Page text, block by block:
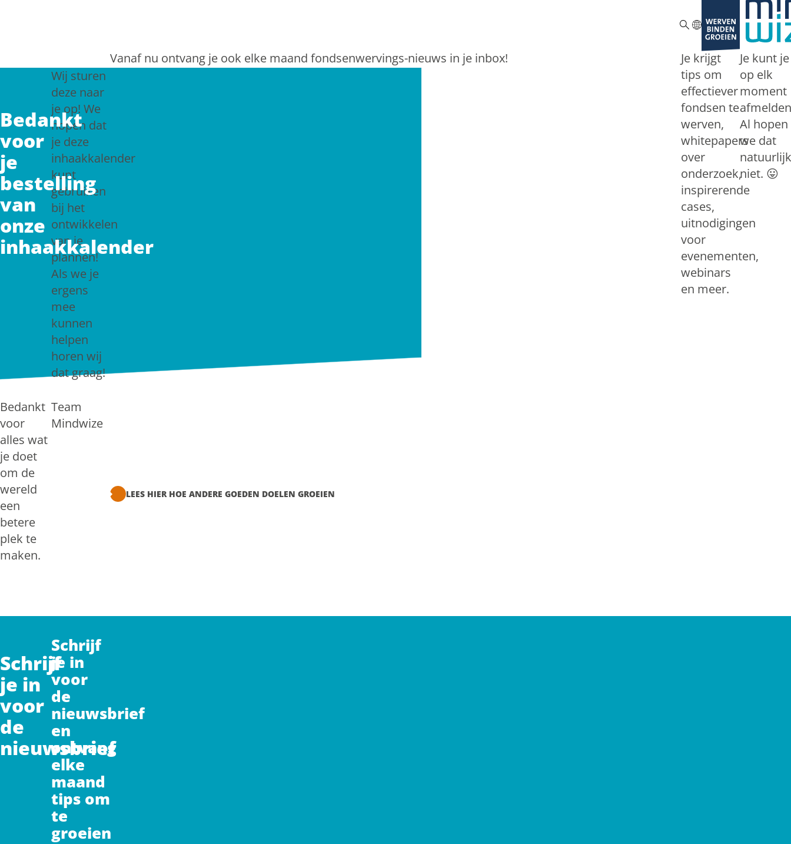
Bedankt
voor
je
bestelling
van
onze
inhaakkalender
Wij sturen
deze naar
je op! We
hopen dat
je deze
inhaakkalender
kunt
gebruiken
bij het
ontwikkelen
van je
plannen!
Als we je
ergens
mee
kunnen
helpen
horen wij
dat graag!
Vanaf nu ontvang je ook elke maand fondsenwervings-nieuws in je inbox!
Je krijgt
tips om
effectiever
fondsen te
werven,
whitepapers
over
onderzoek,
inspirerende
cases,
uitnodigingen
voor
evenementen,
webinars
en meer.
Je kunt je
op elk
moment
Al hopen
we dat
natuurlijk
niet. 😛
Bedankt
voor
alles wat
je doet
om de
wereld
een
betere
plek te
maken.
Team
Mindwize
LEES HIER HOE ANDERE GOEDEN DOELEN GROEIEN
Schrijf
je in
voor
de
nieuwsbrief
Schrijf
je in
voor
de
nieuwsbrief
en
ontvang
elke
maand
tips om
te
groeien